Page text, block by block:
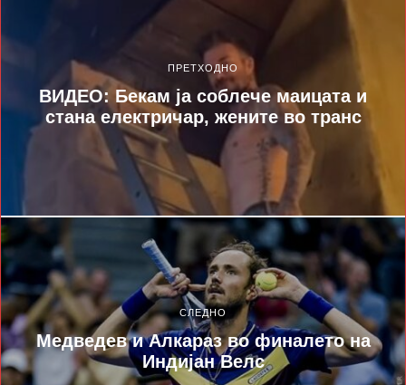
ПРЕТХОДНО
ВИДЕО: Бекам ја соблече маицата и
стана електричар, жените во транс
СЛЕДНО
Медведев и Алкараз во финалето на
Индијан Велс